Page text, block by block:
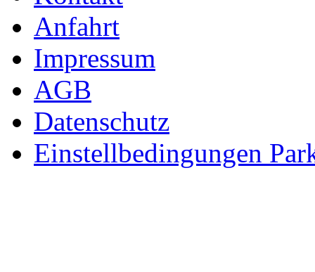
Anfahrt
Impressum
AGB
Datenschutz
Einstellbedingungen